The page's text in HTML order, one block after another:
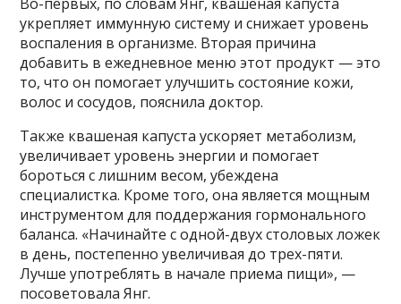
укрепляет иммунную систему и снижает уровень
воспаления в организме. Вторая причина
добавить в ежедневное меню этот продукт — это
то, что он помогает улучшить состояние кожи,
волос и сосудов, пояснила доктор.
Также квашеная капуста ускоряет метаболизм,
увеличивает уровень энергии и помогает
бороться с лишним весом, убеждена
специалистка. Кроме того, она является мощным
инструментом для поддержания гормонального
баланса. «Начинайте с одной-двух столовых ложек
в день, постепенно увеличивая до трех-пяти.
Лучше употреблять в начале приема пищи», —
посоветовала Янг.